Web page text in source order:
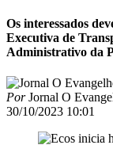
Os interessados
Executiva de
Administrativo da
PorJornal O
30/10/2023 10:01